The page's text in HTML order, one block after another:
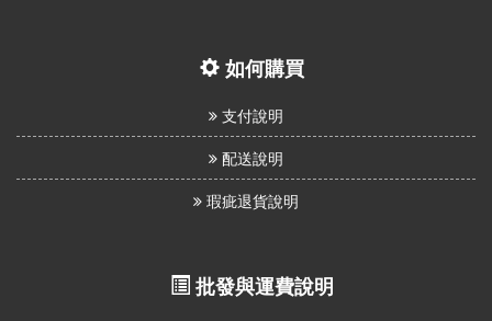
如何購買
支付說明
配送說明
瑕疵退貨說明
批發與運費說明